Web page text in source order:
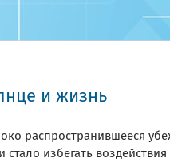
и жизнь
распространившееся
стало избегать